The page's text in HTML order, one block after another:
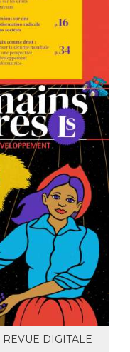
DIGITALE